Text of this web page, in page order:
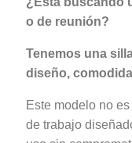
o de reunión?
Tenemos una
diseño,
Este modelo no
de trabajo